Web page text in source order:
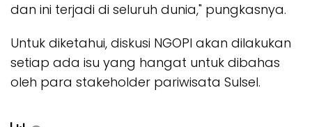
dan ini terjadi di seluruh dunia," pungkasnya.
Untuk diketahui, diskusi NGOPI akan dilakukan
setiap ada isu yang hangat untuk dibahas
oleh para stakeholder pariwisata Sulsel.